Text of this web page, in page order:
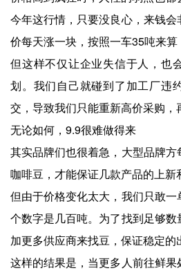
今年这行情，只要没良心，来钱
价每天涨一块，按照一车35吨来算
但这样不仅让企业失信于人，也
划。我们自己就碰到了加工厂违
交，导致我们只能重新高价采购，
无论如何，9.9很难做得来
其实品牌们也很着急，大型品牌
咖啡豆，才能保证几款产品的上新
但由于价格变化太大，我们只敢
个数字是几百吨。为了找到足够
加更多供应商来找豆，保证稳定的
这样的结果是，当更多人前往鲜